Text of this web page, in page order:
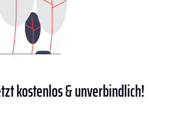
kostenlos & unverbindlich!